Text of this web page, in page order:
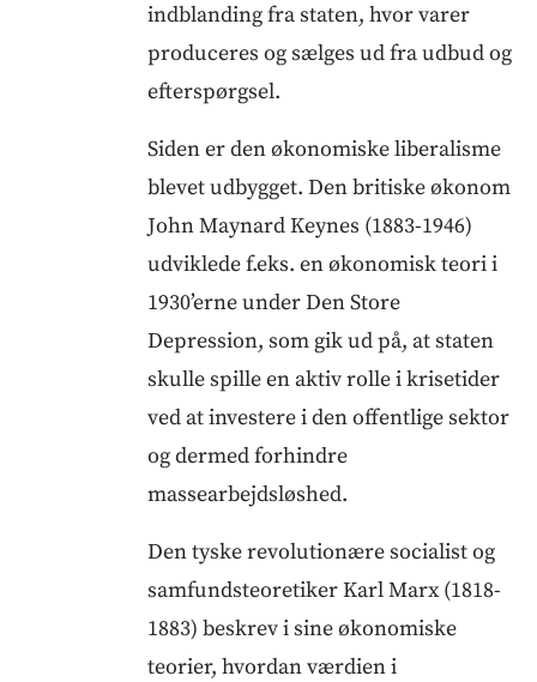
indblanding fra staten, hvor varer
produceres og sælges ud fra udbud og
efterspørgsel.
Siden er den økonomiske liberalisme
blevet udbygget. Den britiske økonom
John Maynard Keynes (1883-1946)
udviklede f.eks. en økonomisk teori i
1930’erne under Den Store
Depression, som gik ud på, at staten
skulle spille en aktiv rolle i krisetider
ved at investere i den offentlige sektor
og dermed forhindre
massearbejdsløshed.
Den tyske revolutionære socialist og
samfundsteoretiker Karl Marx (1818-
1883) beskrev i sine økonomiske
teorier, hvordan værdien i